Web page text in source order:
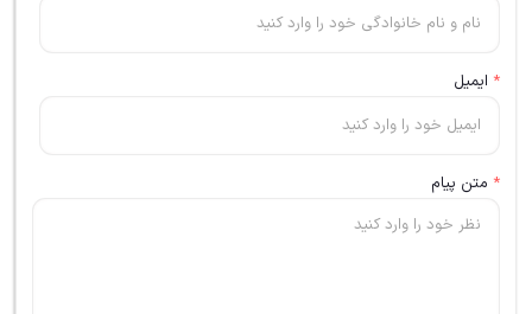
* ایمیل
* متن پیام